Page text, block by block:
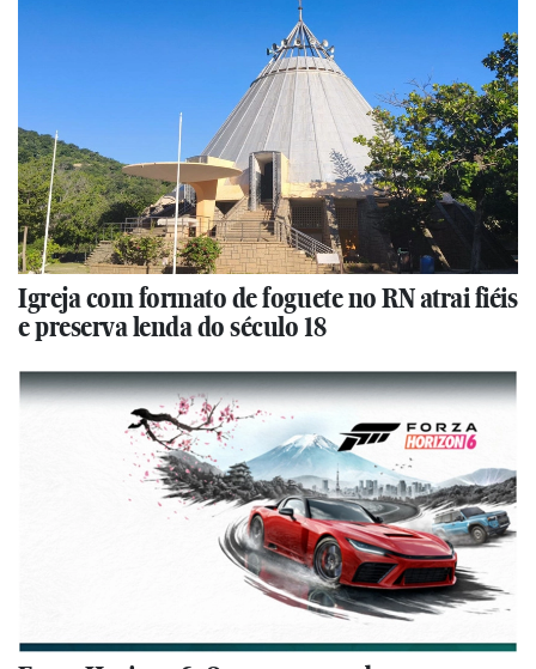
Igreja com formato de foguete no RN atrai fiéis
e preserva lenda do século 18